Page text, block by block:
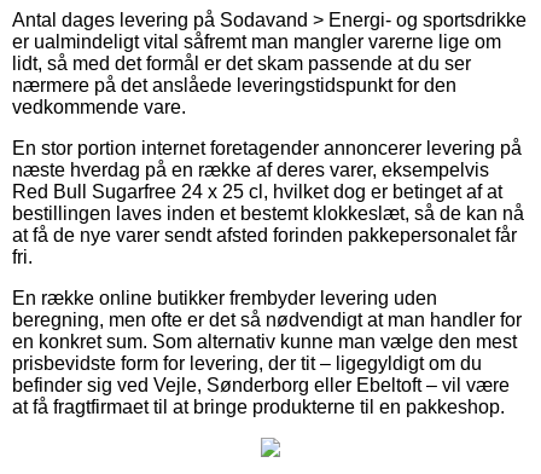
Antal dages levering på Sodavand > Energi- og sportsdrikke
er ualmindeligt vital såfremt man mangler varerne lige om
lidt, så med det formål er det skam passende at du ser
nærmere på det anslåede leveringstidspunkt for den
vedkommende vare.
En stor portion internet foretagender annoncerer levering på
næste hverdag på en række af deres varer, eksempelvis
Red Bull Sugarfree 24 x 25 cl, hvilket dog er betinget af at
bestillingen laves inden et bestemt klokkeslæt, så de kan nå
at få de nye varer sendt afsted forinden pakkepersonalet får
fri.
En række online butikker frembyder levering uden
beregning, men ofte er det så nødvendigt at man handler for
en konkret sum. Som alternativ kunne man vælge den mest
prisbevidste form for levering, der tit – ligegyldigt om du
befinder sig ved Vejle, Sønderborg eller Ebeltoft – vil være
at få fragtfirmaet til at bringe produkterne til en pakkeshop.